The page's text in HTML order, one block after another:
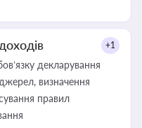
+1
декларування
визначення
правил